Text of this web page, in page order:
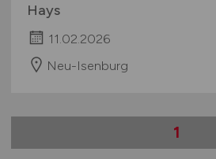
Hays
11.02.2026
Neu-Isenburg
1